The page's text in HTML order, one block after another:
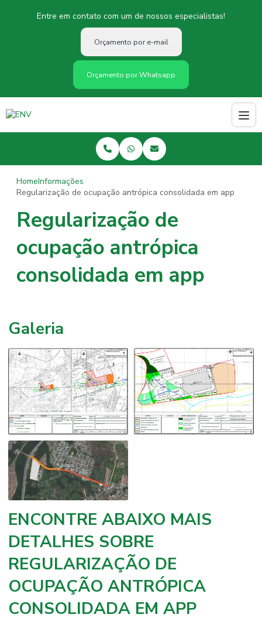
Entre em contato com um de nossos especialistas!
Orçamento por e-mail
Orçamento por Whatsapp
HomeInformações
Regularização de ocupação antrópica consolidada em app
Regularização de
ocupação antrópica
consolidada em app
Galeria
ENCONTRE ABAIXO MAIS
DETALHES SOBRE
REGULARIZAÇÃO DE
OCUPAÇÃO ANTRÓPICA
CONSOLIDADA EM APP